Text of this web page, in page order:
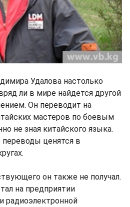
Удалова настолько
ли в мире найдется другой
Он переводит на
мастеров по боевым
не зная китайского языка.
переводы ценятся в
он также не получал.
на предприятии
радиоэлектронной